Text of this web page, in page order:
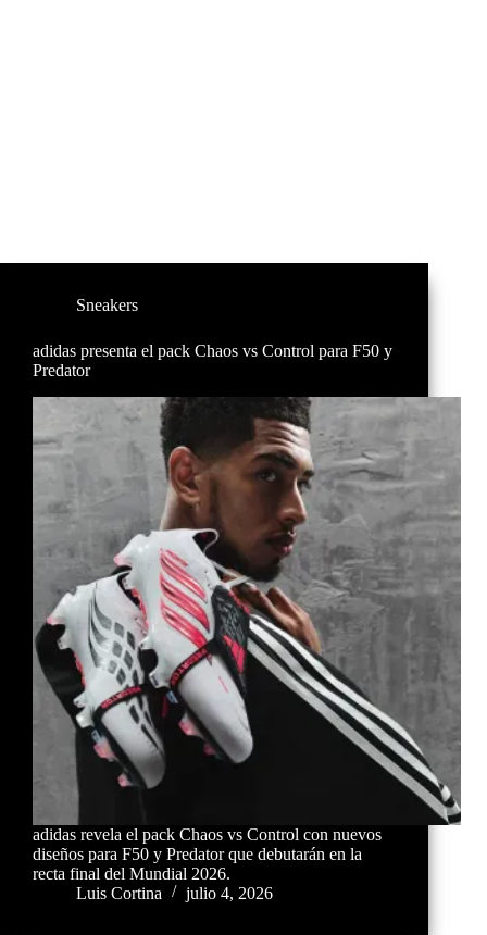
Sneakers
adidas presenta el pack Chaos vs Control para F50 y
Predator
adidas revela el pack Chaos vs Control con nuevos
diseños para F50 y Predator que debutarán en la
recta final del Mundial 2026.
Luis Cortina
julio 4, 2026